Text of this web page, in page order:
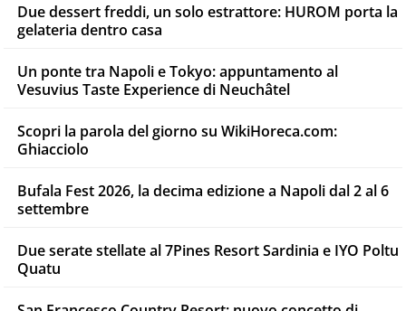
Due dessert freddi, un solo estrattore: HUROM porta la
gelateria dentro casa
Un ponte tra Napoli e Tokyo: appuntamento al
Vesuvius Taste Experience di Neuchâtel
Scopri la parola del giorno su WikiHoreca.com:
Ghiacciolo
Bufala Fest 2026, la decima edizione a Napoli dal 2 al 6
settembre
Due serate stellate al 7Pines Resort Sardinia e IYO Poltu
Quatu